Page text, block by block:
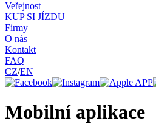
Veřejnost
KUP SI JÍZDU
Firmy
O nás
Kontakt
FAQ
CZ/EN
Mobilní aplikace